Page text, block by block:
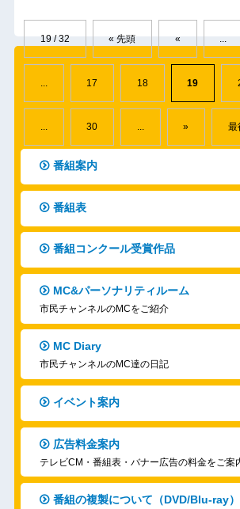
19 / 32 « 先頭 « ...
17 18 19
... 30 ... » 最
番組案内
番組表
番組コンクール受賞作品
MC&パーソナリティルーム
市民チャンネルのMCをご紹介
MC Diary
市民チャンネルのMC達の日記
イベント案内
広告料金案内
テレビCM・番組表・バナー広告の料金をご案
番組の複製について（DVD/Blu-ray）